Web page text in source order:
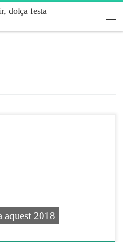
dolça festa
aquest 2018